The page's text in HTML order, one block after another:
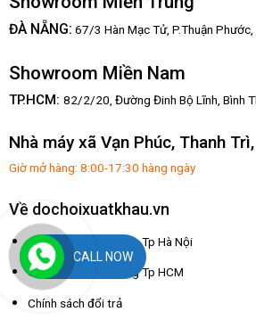
ĐÀ NẴNG: 67/3 Hàn Mạc Tử, P.Thuận Phước,
Showroom Miền Nam
TP.HCM: 82/2/20, Đường Đinh Bộ Lĩnh, Bình
Nhà máy xã Vạn Phúc, Thanh
Giờ mở hàng: 8:00-17:30 hàng ngày
Về dochoixuatkhau.vn
Chính sách giao hàng Tp Hà Nội
Chính sách giao hàng Tp HCM
Chính sách đổi trả
CALL NOW